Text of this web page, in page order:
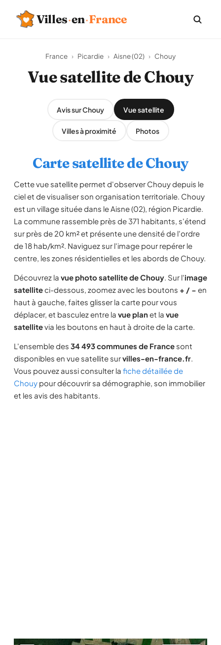
Villes·en·France
France › Picardie › Aisne (02) › Chouy
Vue satellite de Chouy
Avis sur Chouy Vue satellite
Villes à proximité Photos
Carte satellite de Chouy
Cette vue satellite permet d'observer Chouy depuis le
ciel et de visualiser son organisation territoriale. Chouy
est un village située dans le Aisne (02), région Picardie.
La commune rassemble près de 371 habitants, s'étend
sur près de 20 km² et présente une densité de l'ordre
de 18 hab/km². Naviguez sur l'image pour repérer le
centre, les zones résidentielles et les abords de Chouy.
Découvrez la vue photo satellite de Chouy. Sur l'image
satelliteci-dessous, zoomez avec les boutons + / − en
haut à gauche, faites glisser la carte pour vous
déplacer, et basculez entre la vue planet la vue
satellitevia les boutons en haut à droite de la carte.
L'ensemble des 34 493 communes de France sont
disponibles en vue satellite survilles-en-france.fr.
Vous pouvez aussi consulter la fiche détaillée de
Chouy pour découvrir sa démographie, son immobilier
et les avis des habitants.